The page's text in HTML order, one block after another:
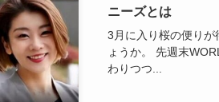
ニーズとは
3月に入り桜の便りが
ょうか。 先週末
わりつつ...